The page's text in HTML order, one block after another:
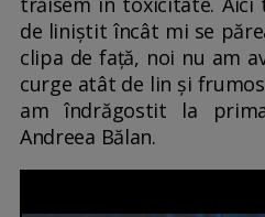
de liniștit încât mi se
clipa de față, noi nu am
curge atât de lin și
am îndrăgostit la
Andreea Bălan.